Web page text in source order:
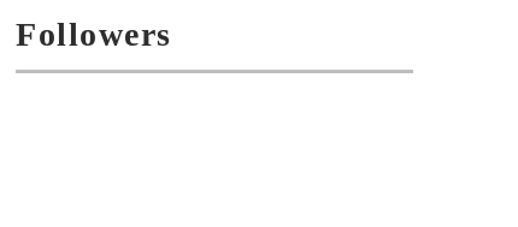
Followers